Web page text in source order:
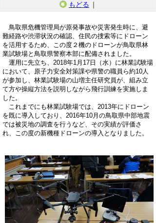
もどる ｜
鳥取県危機管理局が原発事故や災害発生時に、避
難経路や渋滞状況の確認、住民の捜索等にドローン
を活用するため、この度２機のドローンが鳥取県林
業試験場と鳥取県警察本部に配備されました。
運用に先立ち、2018年1月17日（水）に林業試験場
において、原子力安全対策課や県警の職員ら約10人
が参加し、林業試験場の山増主任研究員が、組み立
て方や操縦方法を説明しながら飛行訓練を実施しま
した。
これまでにも林業試験場では、2013年にドローン
を既に導入しており、2016年10月の鳥取県中部地震
では被災地の調査を行うなど、その実績が評価さ
れ、この度の新機種ドローンの導入となりました。